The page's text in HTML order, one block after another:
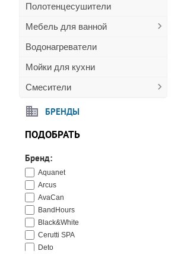
Полотенцесушители
Мебель для ванной
Водонагреватели
Мойки для кухни
Смесители
БРЕНДЫ
ПОДОБРАТЬ
Бренд:
Aquanet
Arcus
AvaCan
BandHours
Black&White
Cerutti SPA
Deto